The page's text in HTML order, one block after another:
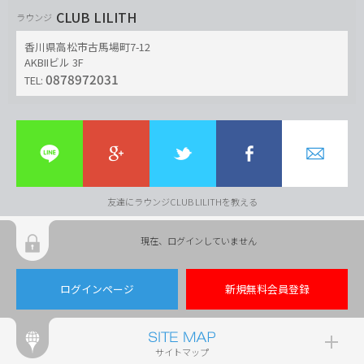
ラウンジ CLUB LILITH
香川県高松市古馬場町7-12
AKBIIビル 3F
TEL: 0878972031
友達にラウンジCLUB LILITHを教える
現在、ログインしていません
ログインページ 新規無料会員登録
サイトマップ